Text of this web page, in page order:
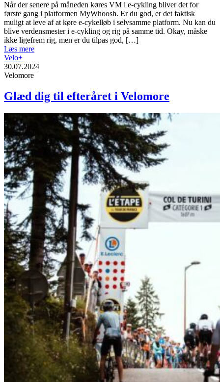
Når der senere på måneden køres VM i e-cykling bliver det for
første gang i platformen MyWhoosh. Er du god, er det faktisk
muligt at leve af at køre e-cykelløb i selvsamme platform. Nu kan du
blive verdensmester i e-cykling og rig på samme tid. Okay, måske
ikke ligefrem rig, men er du tilpas god, […]
Læs mere
Velo+
30.07.2024
Velomore
Glæd dig til efteråret i Velomore